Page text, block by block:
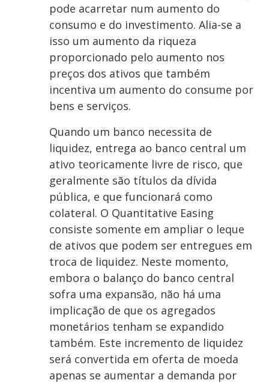
pode acarretar num aumento do
consumo e do investimento. Alia-se a
isso um aumento da riqueza
proporcionado pelo aumento nos
preços dos ativos que também
incentiva um aumento do consume por
bens e serviços.
Quando um banco necessita de
liquidez, entrega ao banco central um
ativo teoricamente livre de risco, que
geralmente são títulos da dívida
pública, e que funcionará como
colateral. O Quantitative Easing
consiste somente em ampliar o leque
de ativos que podem ser entregues em
troca de liquidez. Neste momento,
embora o balanço do banco central
sofra uma expansão, não há uma
implicação de que os agregados
monetários tenham se expandido
também. Este incremento de liquidez
será convertida em oferta de moeda
apenas se aumentar a demanda por